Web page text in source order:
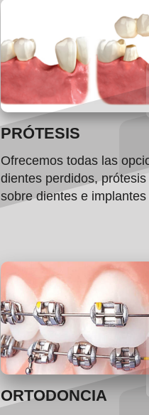
PRÓTESIS
Ofrecemos todas las
dientes perdidos,
sobre dientes e
ORTODONCIA